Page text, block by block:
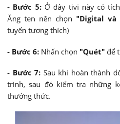
- Bước 5: Ở đây tivi này có
Ăng ten nên chọn "Digital và
tuyến tương thích)
- Bước 6: Nhấn chọn "Quét" để
- Bước 7: Sau khi hoàn thành
trình, sau đó kiểm tra những
thưởng thức.